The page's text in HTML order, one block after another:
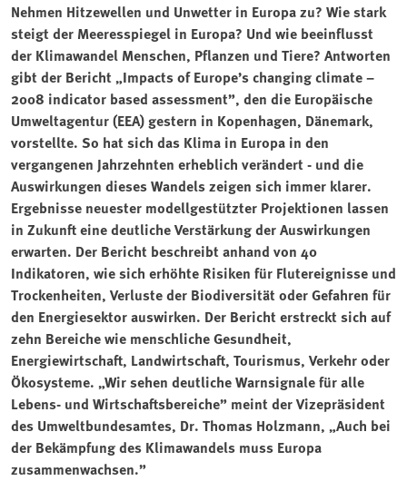
Nehmen Hitzewellen und Unwetter in Europa zu? Wie stark
steigt der Meeresspiegel in Europa? Und wie beeinflusst
der Klimawandel Menschen, Pflanzen und Tiere? Antworten
gibt der Bericht „Impacts of Europe’s changing climate –
2008 indicator based assessment”, den die Europäische
Umweltagentur (EEA) gestern in Kopenhagen, Dänemark,
vorstellte. So hat sich das Klima in Europa in den
vergangenen Jahrzehnten erheblich verändert - und die
Auswirkungen dieses Wandels zeigen sich immer klarer.
Ergebnisse neuester modellgestützter Projektionen lassen
in Zukunft eine deutliche Verstärkung der Auswirkungen
erwarten. Der Bericht beschreibt anhand von 40
Indikatoren, wie sich erhöhte Risiken für Flutereignisse und
Trockenheiten, Verluste der Biodiversität oder Gefahren für
den Energiesektor auswirken. Der Bericht erstreckt sich auf
zehn Bereiche wie menschliche Gesundheit,
Energiewirtschaft, Landwirtschaft, Tourismus, Verkehr oder
Ökosysteme. „Wir sehen deutliche Warnsignale für alle
Lebens- und Wirtschaftsbereiche” meint der Vizepräsident
des Umweltbundesamtes, Dr. Thomas Holzmann, „Auch bei
der Bekämpfung des Klimawandels muss Europa
zusammenwachsen.”